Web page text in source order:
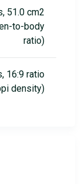
51.0 cm2
to-body
ratio)
16:9 ratio
density)